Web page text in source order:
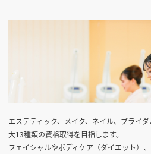
エステティック、メイク、ネイル、ブライ
大13種類の資格取得を目指します。
フェイシャルやボディケア（ダイエット）